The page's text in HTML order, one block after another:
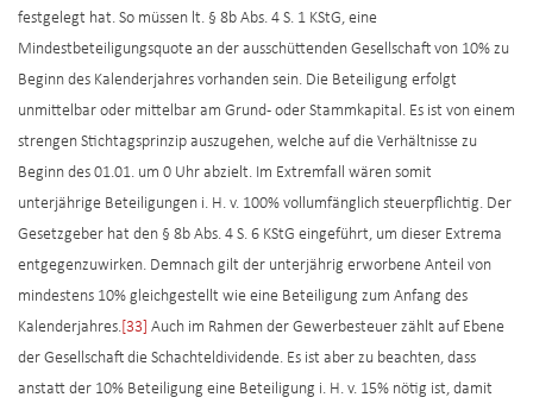
festgelegt hat. So müssen lt. § 8b Abs. 4 S. 1 KStG, eine
Mindestbeteiligungsquote an der ausschüttenden Gesellschaft von 10% zu
Beginn des Kalenderjahres vorhanden sein. Die Beteiligung erfolgt
unmittelbar oder mittelbar am Grund- oder Stammkapital. Es ist von einem
strengen Stichtagsprinzip auszugehen, welche auf die Verhältnisse zu
Beginn des 01.01. um 0 Uhr abzielt. Im Extremfall wären somit
unterjährige Beteiligungen i. H. v. 100% vollumfänglich steuerpflichtig. Der
Gesetzgeber hat den § 8b Abs. 4 S. 6 KStG eingeführt, um dieser Extrema
entgegenzuwirken. Demnach gilt der unterjährig erworbene Anteil von
mindestens 10% gleichgestellt wie eine Beteiligung zum Anfang des
Kalenderjahres. [33] Auch im Rahmen der Gewerbesteuer zählt auf Ebene
der Gesellschaft die Schachteldividende. Es ist aber zu beachten, dass
anstatt der 10% Beteiligung eine Beteiligung i. H. v. 15% nötig ist, damit